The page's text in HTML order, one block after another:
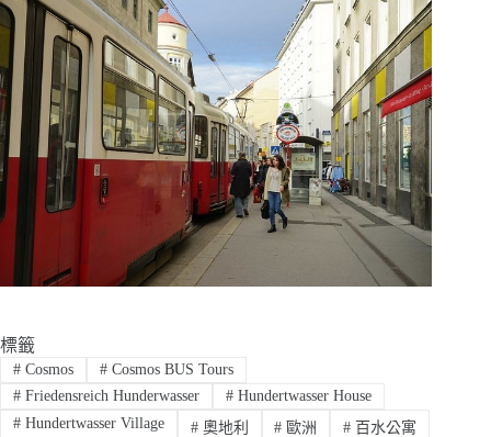
標籤
#Cosmos #Cosmos BUS Tours
#Friedensreich Hunderwasser #Hundertwasser House
#Hundertwasser Village #奧地利 # 歐洲 # 百水公寓